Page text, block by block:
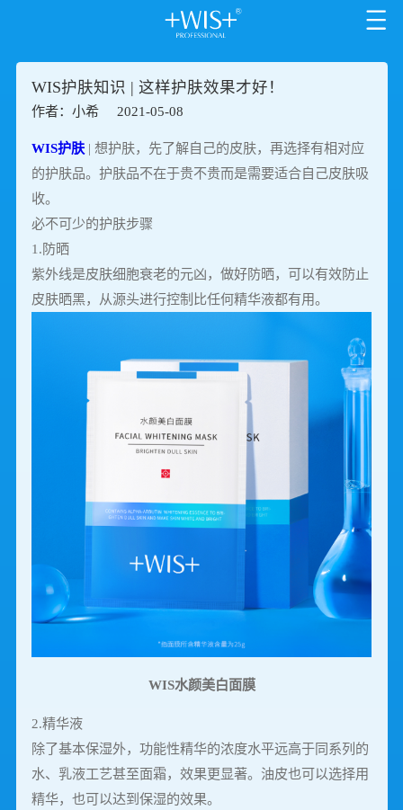
WIS护肤知识 | 这样护肤效果才好！
作者：小希 2021-05-08
WIS护肤 | 想护肤，先了解自己的皮肤，再选择有相对应
的护肤品。护肤品不在于贵不贵而是需要适合自己皮肤吸
收。
必不可少的护肤步骤
1.防晒
紫外线是皮肤细胞衰老的元凶，做好防晒，可以有效防止
皮肤晒黑，从源头进行控制比任何精华液都有用。
WIS水颜美白面膜
2.精华液
除了基本保湿外，功能性精华的浓度水平远高于同系列的
水、乳液工艺甚至面霜，效果更显著。油皮也可以选择用
精华，也可以达到保湿的效果。